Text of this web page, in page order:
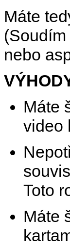
Máte
nebo
Máte
video
Toto
Máte